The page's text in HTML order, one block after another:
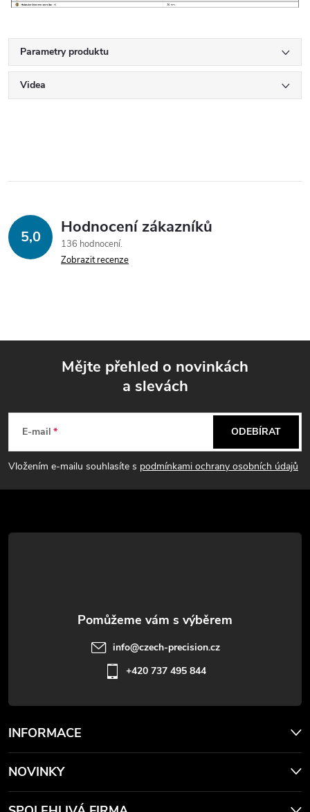
Parametry produktu
Videa
5,0 Hodnocení zákazníků
136 hodnocení
Zobrazit recenze
p
a
t
Mějte přehled o novinkách
a slevách
E-mail
Vložením e-mailu souhlasíte s podmínkami ochrany osobních údajů
ODEBÍRAT
INFORMACE
NOVINKY
info@czech-precision.cz
+420 737 495 844